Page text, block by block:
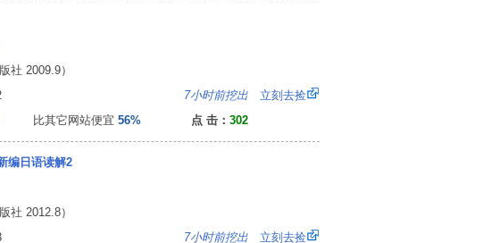
2009.9）
162 7小时前挖出 立刻去捡
比其它网站便宜 56% 点 击： 302
编日语读解2
2012.8）
213 7小时前挖出 立刻去捡